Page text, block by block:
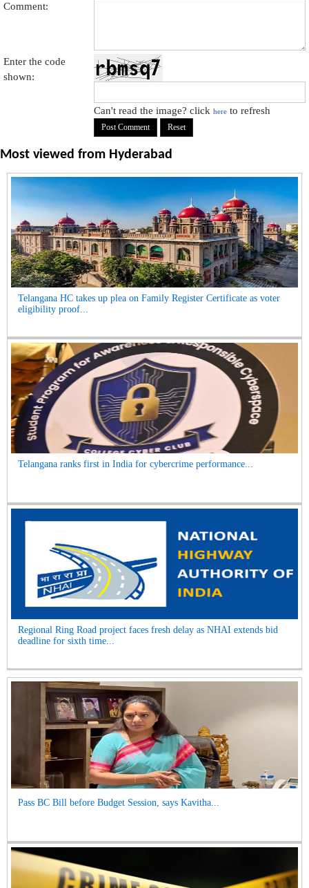
Comment:
Enter the code
shown:
Can't read the image? clickhere to refresh
Most viewed from Hyderabad
Telangana HC takes up plea on Family Register Certificate as voter
eligibility proof...
Telangana ranks first in India for cybercrime performance...
Regional Ring Road project faces fresh delay as NHAI extends bid
deadline for sixth time...
Pass BC Bill before Budget Session, says Kavitha...